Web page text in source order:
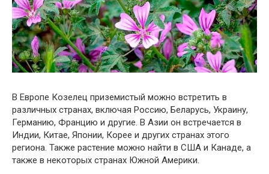
В Европе Козелец приземистый можно встретить в
различных странах, включая Россию, Беларусь, Украину,
Германию, Францию и другие. В Азии он встречается в
Индии, Китае, Японии, Корее и других странах этого
региона. Также растение можно найти в США и Канаде, а
также в некоторых странах Южной Америки.